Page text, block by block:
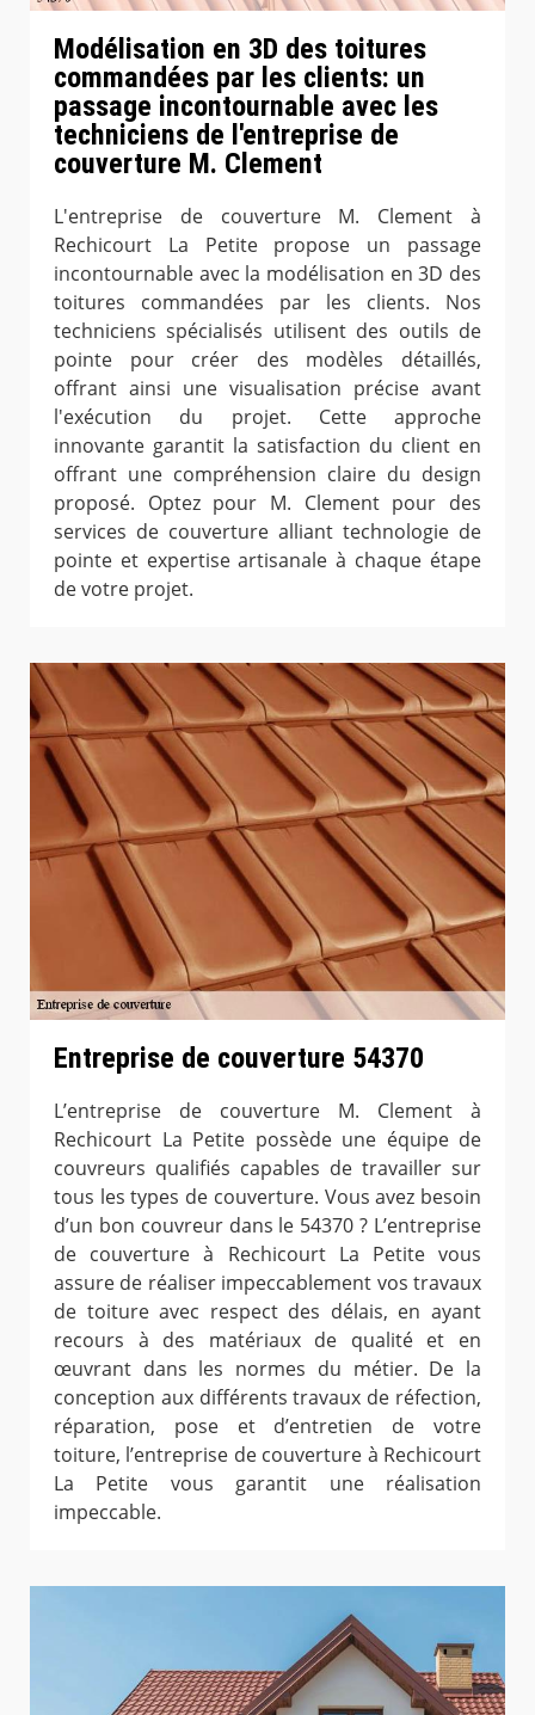
Modélisation en 3D des toitures
commandées par les clients: un
passage incontournable avec les
techniciens de l'entreprise de
couverture M. Clement
L'entreprise de couverture M. Clement à
Rechicourt La Petite propose un passage
incontournable avec la modélisation en 3D des
toitures commandées par les clients. Nos
techniciens spécialisés utilisent des outils de
pointe pour créer des modèles détaillés,
offrant ainsi une visualisation précise avant
l'exécution du projet. Cette approche
innovante garantit la satisfaction du client en
offrant une compréhension claire du design
proposé. Optez pour M. Clement pour des
services de couverture alliant technologie de
pointe et expertise artisanale à chaque étape
de votre projet.
Entreprise de couverture 54370
L’entreprise de couverture M. Clement à
Rechicourt La Petite possède une équipe de
couvreurs qualifiés capables de travailler sur
tous les types de couverture. Vous avez besoin
d’un bon couvreur dans le 54370 ? L’entreprise
de couverture à Rechicourt La Petite vous
assure de réaliser impeccablement vos travaux
de toiture avec respect des délais, en ayant
recours à des matériaux de qualité et en
œuvrant dans les normes du métier. De la
conception aux différents travaux de réfection,
réparation, pose et d’entretien de votre
toiture, l’entreprise de couverture à Rechicourt
La Petite vous garantit une réalisation
impeccable.